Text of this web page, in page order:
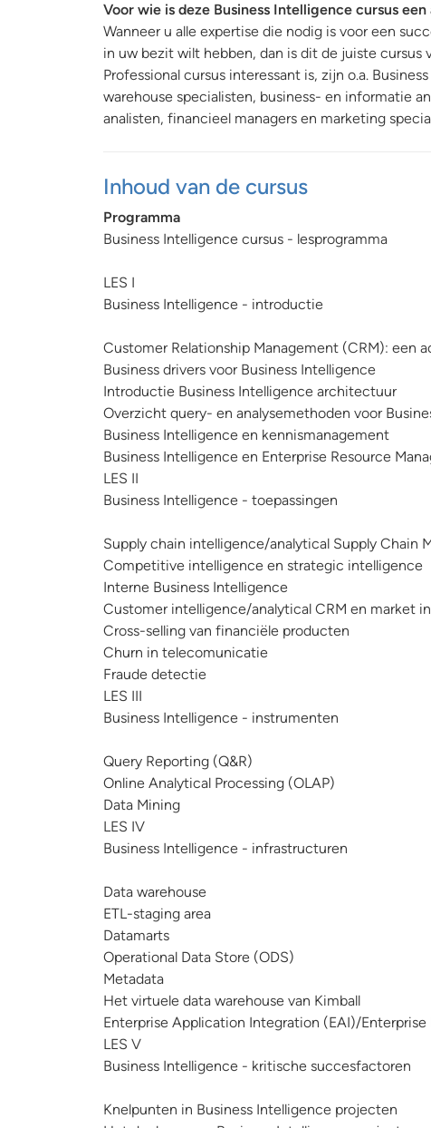
Voor wie is deze Business Intelligence cursus een
Wanneer u alle expertise die nodig is voor een
in uw bezit wilt hebben, dan is dit de juiste
Professional cursus interessant is, zijn o.a.
warehouse specialisten, business- en informatie
analisten, financieel managers en marketing
Inhoud van de cursus
Programma
Business Intelligence cursus - lesprogramma
LES I
Business Intelligence - introductie
Customer Relationship Management (CRM): een
Business drivers voor Business Intelligence
Introductie Business Intelligence architectuur
Overzicht query- en analysemethoden voor
Business Intelligence en kennismanagement
Business Intelligence en Enterprise Resource
LES II
Business Intelligence - toepassingen
Supply chain intelligence/analytical Supply Chain
Competitive intelligence en strategic intelligence
Interne Business Intelligence
Customer intelligence/analytical CRM en market
Cross-selling van financiële producten
Churn in telecomunicatie
Fraude detectie
LES III
Business Intelligence - instrumenten
Query Reporting (Q&R)
Online Analytical Processing (OLAP)
Data Mining
LES IV
Business Intelligence - infrastructuren
Data warehouse
ETL-staging area
Datamarts
Operational Data Store (ODS)
Metadata
Het virtuele data warehouse van Kimball
Enterprise Application Integration (EAI)/
LES V
Business Intelligence - kritische succesfactoren
Knelpunten in Business Intelligence projecten